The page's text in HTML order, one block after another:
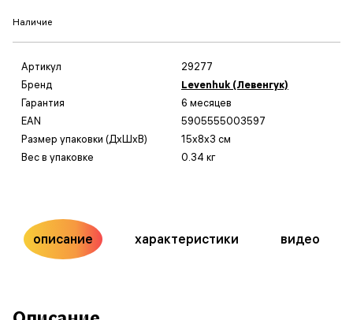
Наличие
Артикул
29277
Бренд
Levenhuk (Левенгук)
Гарантия
6 месяцев
EAN
5905555003597
Размер упаковки (ДxШxВ)
15x8x3 см
Вес в упаковке
0.34 кг
описание характеристики видео